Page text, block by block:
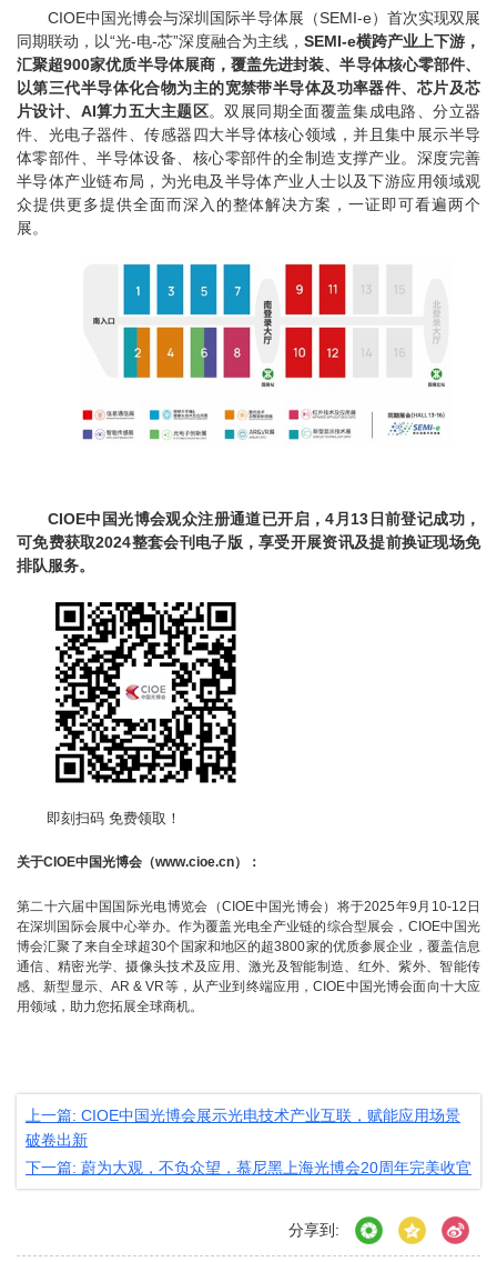
CIOE中国光博会与深圳国际半导体展（SEMI-e）首次实现双展
同期联动，以“光-电-芯”深度融合为主线， SEMI-e横跨产业上下游，
汇聚超900家优质半导体展商，覆盖先进封装、半导体核心零部件、
以第三代半导体化合物为主的宽禁带半导体及功率器件、芯片及芯
片设计、 AI算力五大主题区。双展同期全面覆盖集成电路、分立器
件、光电子器件、传感器四大半导体核心领域，并且集中展示半导
体零部件、半导体设备、核心零部件的全制造支撑产业。深度完善
半导体产业链布局，为光电及半导体产业人士以及下游应用领域观
众提供更多提供全面而深入的整体解决方案，一证即可看遍两个
展。
CIOE中国光博会观众注册通道已开启，4 月13日前登记成功，
可免费获取2024整套会刊电子版，享受开展资讯及提前换证现场免
排队服务。
即刻扫码 免费领取！
关于CIOE中国光博会（www.cioe.cn）：
第二十六届中国国际光电博览会（CIOE中国光博会）将于2025年9 月 10-12 日
在深圳国际会展中心举办。作为覆盖光电全产业链的综合型展会， CIOE中国光
博会汇聚了来自全球超30个国家和地区的超3800家的优质参展企业，覆盖信息
通信、精密光学、摄像头技术及应用、激光及智能制造、红外、紫外、智能传
感、新型显示、AR & VR等，从产业到终端应用，CIOE中国光博会面向十大应
用领域，助力您拓展全球商机。
上一篇: CIOE中国光博会展示光电技术产业互联，赋能应用场景
破卷出新
下一篇: 蔚为大观，不负众望，慕尼黑上海光博会20周年完美收官
分享到: